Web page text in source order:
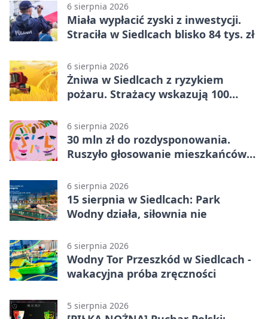
6 sierpnia 2026
Miała wypłacić zyski z inwestycji.
Straciła w Siedlcach blisko 84 tys. zł
6 sierpnia 2026
Żniwa w Siedlcach z ryzykiem
pożaru. Strażacy wskazują 100
6 sierpnia 2026
30 mln zł do rozdysponowania.
Ruszyło głosowanie mieszkańców
6 sierpnia 2026
15 sierpnia w Siedlcach: Park
Wodny działa, siłownia nie
6 sierpnia 2026
Wodny Tor Przeszkód w Siedlcach -
wakacyjna próba zręczności
5 sierpnia 2026